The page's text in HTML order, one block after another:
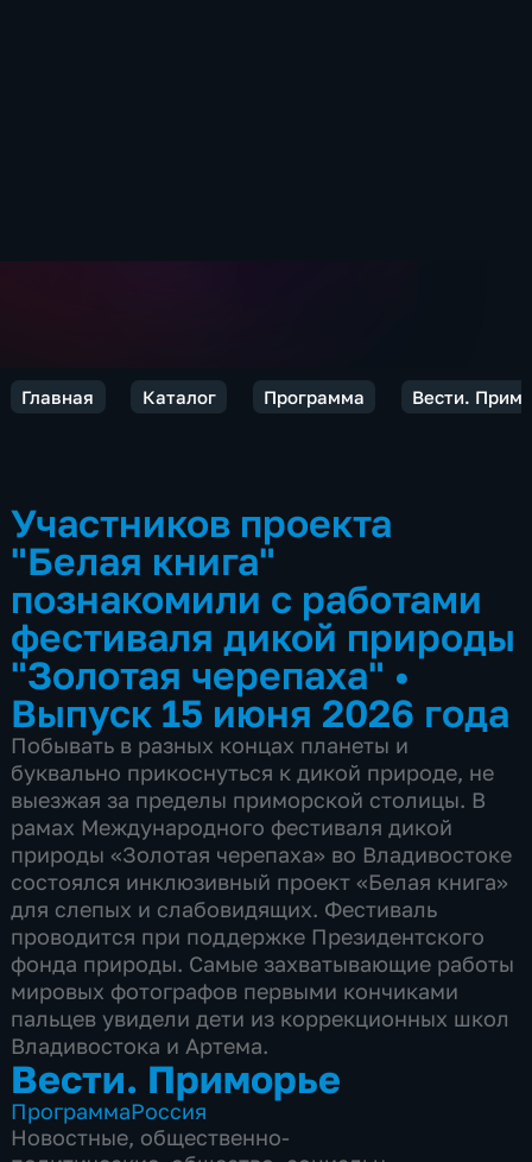
Главная Каталог Программа Вести.
Участников проекта
"Белая книга"
познакомили с работами
фестиваля дикой природы
"Золотая черепаха" •
Выпуск 15 июня 2026 года
Побывать в разных концах планеты и
буквально прикоснуться к дикой природе, не
выезжая за пределы приморской столицы. В
рамах Международного фестиваля дикой
природы «Золотая черепаха» во Владивостоке
состоялся инклюзивный проект «Белая книга»
для слепых и слабовидящих. Фестиваль
проводится при поддержке Президентского
фонда природы. Самые захватывающие работы
мировых фотографов первыми кончиками
пальцев увидели дети из коррекционных школ
Владивостока и Артема.
Вести. Приморье
ПрограммаРоссия
Новостные, общественно-